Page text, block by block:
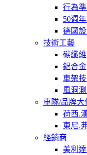
行為準
50週
德國
技術工藝
碳纖維
鋁合金
車架
風洞
車隊/品牌大
荷西.
東尼.
經銷商
美利